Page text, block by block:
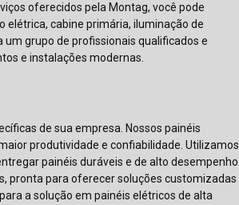
oferecidos pela Montag, você pode
elétrica, cabine primária, iluminação de
grupo de profissionais qualificados e
e instalações modernas.
de sua empresa. Nossos painéis
produtividade e confiabilidade. Utilizamos
painéis duráveis e de alto desempenho.
pronta para oferecer soluções customizadas
a solução em painéis elétricos de alta